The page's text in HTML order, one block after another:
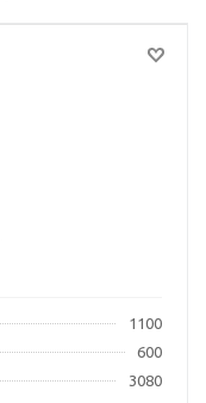
1100
600
3080